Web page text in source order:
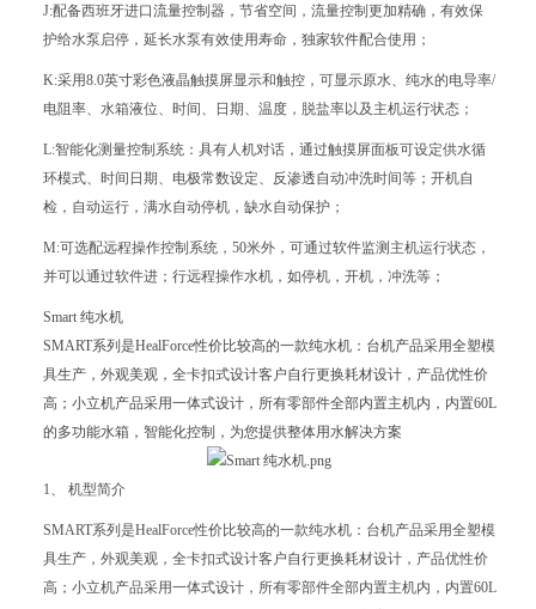
J:配备西班牙进口流量控制器，节省空间，流量控制更加精确，有效保
护给水泵启停，延长水泵有效使用寿命，独家软件配合使用；
K:采用8.0英寸彩色液晶触摸屏显示和触控，可显示原水、纯水的电导率/
电阻率、水箱液位、时间、日期、温度，脱盐率以及主机运行状态；
L:智能化测量控制系统：具有人机对话，通过触摸屏面板可设定供水循
环模式、时间日期、电极常数设定、反渗透自动冲洗时间等；开机自
检，自动运行，满水自动停机，缺水自动保护；
M:可选配远程操作控制系统，50米外，可通过软件监测主机运行状态，
并可以通过软件进；行远程操作水机，如停机，开机，冲洗等；
Smart 纯水机
SMART系列是HealForce性价比较高的一款纯水机：台机产品采用全塑模
具生产，外观美观，全卡扣式设计客户自行更换耗材设计，产品优性价
高；小立机产品采用一体式设计，所有零部件全部内置主机内，内置60L
的多功能水箱，智能化控制，为您提供整体用水解决方案
1、 机型简介
SMART系列是HealForce性价比较高的一款纯水机：台机产品采用全塑模
具生产，外观美观，全卡扣式设计客户自行更换耗材设计，产品优性价
高；小立机产品采用一体式设计，所有零部件全部内置主机内，内置60L